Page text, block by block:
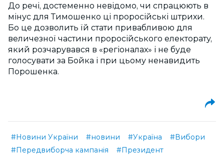
До речі, достеменно невідомо, чи спрацюють в
мінус для Тимошенко ці проросійські штрихи.
Бо це дозволить їй стати привабливою для
величезної частини проросійського електорату,
який розчарувався в «регіоналах» і не буде
голосувати за Бойка і при цьому ненавидить
Порошенка.
#Новини України #новини #Україна
#Вибори
#Передвиборча кампанія
#Президент